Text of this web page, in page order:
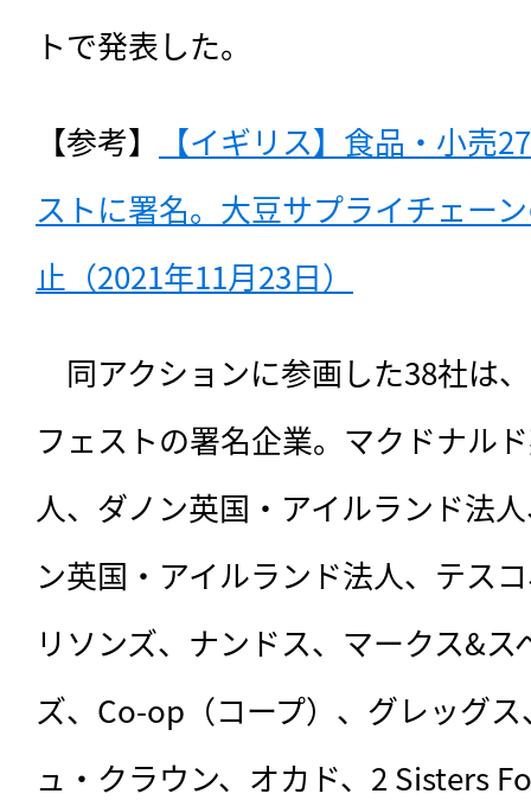
トで発表した。
【参考】
【イギリス】食品・小売
ストに署名。大豆サプライチェー
止（2021年11月23日）
同アクションに参画した38社は、
フェストの署名企業。マクドナル
人、ダノン英国・アイルランド法
ン英国・アイルランド法人、テス
リソンズ、ナンドス、マークス&
ズ、Co-op（コープ）、グレッグ
ュ・クラウン、オカド、2 Sisters